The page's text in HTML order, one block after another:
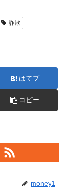
詐欺
はてブ
コピー
money1